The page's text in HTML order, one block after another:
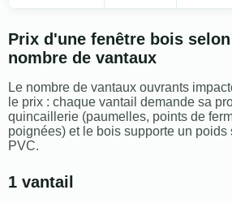
Prix d'une fenêtre bois
nombre de vantaux
Le nombre de vantaux ouvrants
le prix : chaque vantail demande sa
quincaillerie (paumelles, points de
poignées) et le bois supporte un poids
PVC.
1 vantail